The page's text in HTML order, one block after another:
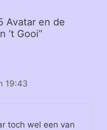
Avatar en de
’t Gooi”
19:43
toch wel een van